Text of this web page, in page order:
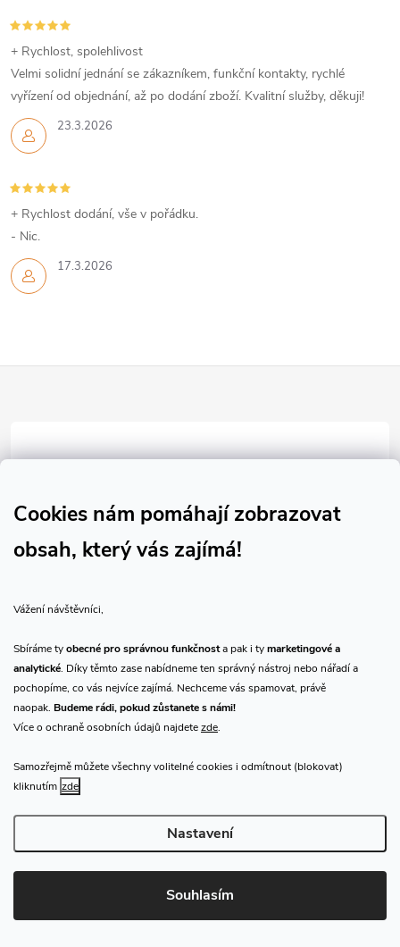
Cookies nám pomáhají zobrazovat
obsah, který vás zajímá!
Vážení návštěvníci,
Sbíráme tyobecné pro správnou funkčnosta pak i tymarketingové a
analytické. Díky těmto zase nabídneme ten správný nástroj nebo nářadí a
pochopíme, co vás nejvíce zajímá. Nechceme vás spamovat, právě
naopak. Budeme rádi, pokud zůstanete s námi!
Více o ochraně osobních údajů najdetezde.
Samozřejmě můžete všechny volitelné cookies i odmítnout (blokovat)
kliknutím zde
Nastavení
Souhlasím
ý
p
i
s
u
23.3.2026
+ Rychlost, spolehlivost
Velmi solidní jednání se zákazníkem, funkční kontakty, rychlé
vyřízení od objednání, až po dodání zboží. Kvalitní služby, děkuji!
17.3.2026
+ Rychlost dodání, vše v pořádku.
- Nic.
p
a
Vše o nákupu
800 909 999
602 532 489
Sledujte nás na Facebooku
Sledujte náš vlog CHN_CZ
Přijímáme online platby